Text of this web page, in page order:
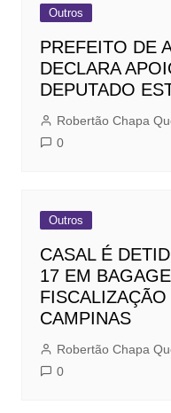
Outros
PREFEITO DE
DECLARA
DEPUTADO
Robertão Chapa
0
Outros
CASAL É
17 EM
CAMPINAS
Robertão Chapa
0